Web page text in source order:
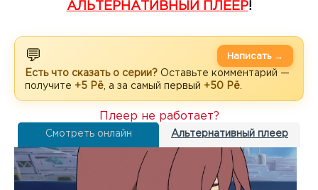
АЛЬТЕРНАТИВНЫЙ ПЛЕЕР!
💬
Есть что сказать о серии? Оставьте комментарий —
получите +5 Рё , а за самый первый +50 Рё
Написать →
Смотреть онлайн Альтернативный плеер
Плеер не работает?